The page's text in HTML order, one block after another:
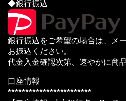
◆銀行振込
銀行振込をご希望の場合は、メ
お振込ください。
代金入金確認次第、速やかに商
口座情報
************************